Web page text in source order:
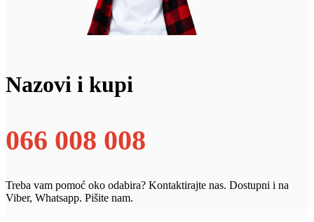
Nazovi i kupi
066 008 008
Treba vam pomoć oko odabira? Kontaktirajte nas. Dostupni i na
Viber, Whatsapp. Pišite nam.